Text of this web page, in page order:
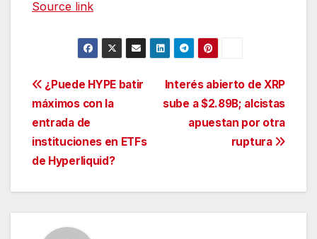
Source link
Navegación
de
entradas
Interés abierto de XRP
sube a $2.89B; alcistas
apuestan por otra
ruptura
¿Puede HYPE batir
máximos con la
entrada de
instituciones en ETFs
de Hyperliquid?